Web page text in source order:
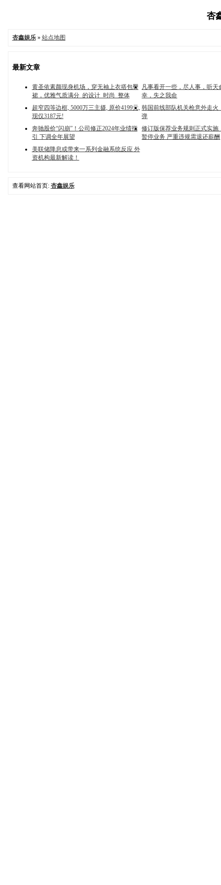
杏
杏鑫娱乐» 站点地图
最新文章
黄圣依素颜现身机场，穿无袖上衣搭包臀
裙，优雅气质满分_的设计_时尚_整体
凡事看开一些，尽人事，听天
幸，失之我命
超窄四等边框, 5000万三主摄, 原价4199元,
现仅3187元!
韩国前线部队机关枪意外走火
弹
奔驰股价“闪崩”！公司修正2024年业绩指
引 下调全年展望
修订版保荐业务规则正式实施
暂停业务 严重违规需退还薪酬
美联储降息或带来一系列金融系统反应 外
资机构最新解读！
查看网站首页: 杏鑫娱乐